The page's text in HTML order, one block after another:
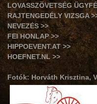
LOVASSZÖVETSÉG
RAJTENGEDÉLY VIZSGA
NEVEZÉS >>
FEI HONLAP >>
HIPPOEVENT.AT >>
HOEFNET.NL >>
Fotók: Horváth Krisztina,